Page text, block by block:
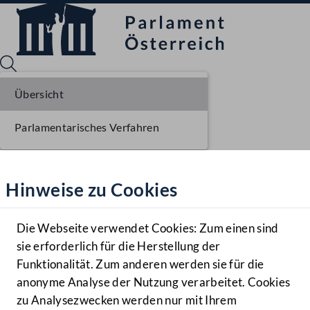
Hilfe
Benutzer
Navigationsmenü öffnen
MENÜ
Hinweise zu Cookies
Die Webseite verwendet Cookies: Zum einen sind
sie erforderlich für die Herstellung der
Funktionalität. Zum anderen werden sie für die
anonyme Analyse der Nutzung verarbeitet. Cookies
zu Analysezwecken werden nur mit Ihrem
Übersicht
Parlamentarisches Verfahren